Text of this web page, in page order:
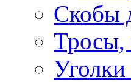
Скобы
Тросы,